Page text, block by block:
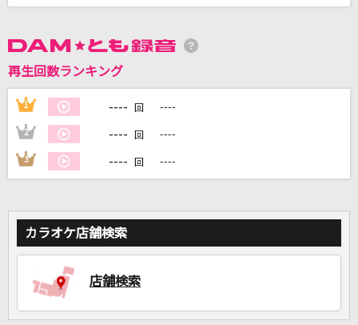
Aimer(エメ)
BOW AND ARROW(ビデオクリップバージョン)
米津玄師
もっと見る
DAMに会員登録・ログインして
再生回数ランキング
1 ---- 回 ----
2 ---- 回 ----
3 ---- 回 ----
カラオケ店舗検索
店舗検索